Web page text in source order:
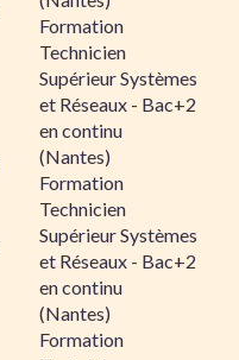
Formation
Technicien
Supérieur Systèmes
et Réseaux - Bac+2
en continu
(Nantes)
Formation
Technicien
Supérieur Systèmes
et Réseaux - Bac+2
en continu
(Nantes)
Formation